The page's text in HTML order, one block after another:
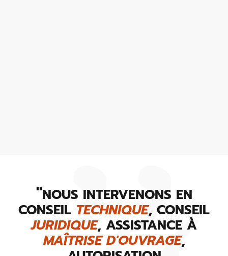
"NOUS INTERVENONS EN
CONSEIL TECHNIQUE, CONSEIL
JURIDIQUE, ASSISTANCE À
MAÎTRISE D'OUVRAGE,